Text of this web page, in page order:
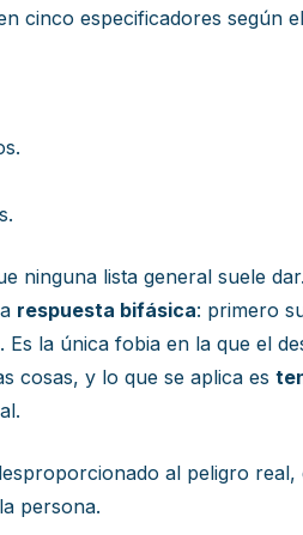
cinco especificadores según
ninguna lista general suele
respuesta bifásica: primero
la única fobia en la que el
cosas, y lo que se aplica es
al peligro
persona.